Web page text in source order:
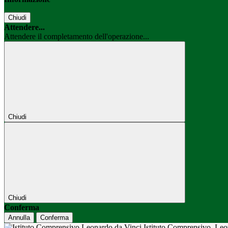
Chiudi
Attendere...
Attendere il completamento dell'operazione...
Chiudi
Chiudi
Conferma
Annulla Conferma